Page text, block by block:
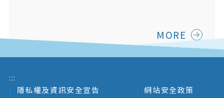
MORE
:::
隱私權及資訊安全宣告
網站安全政策